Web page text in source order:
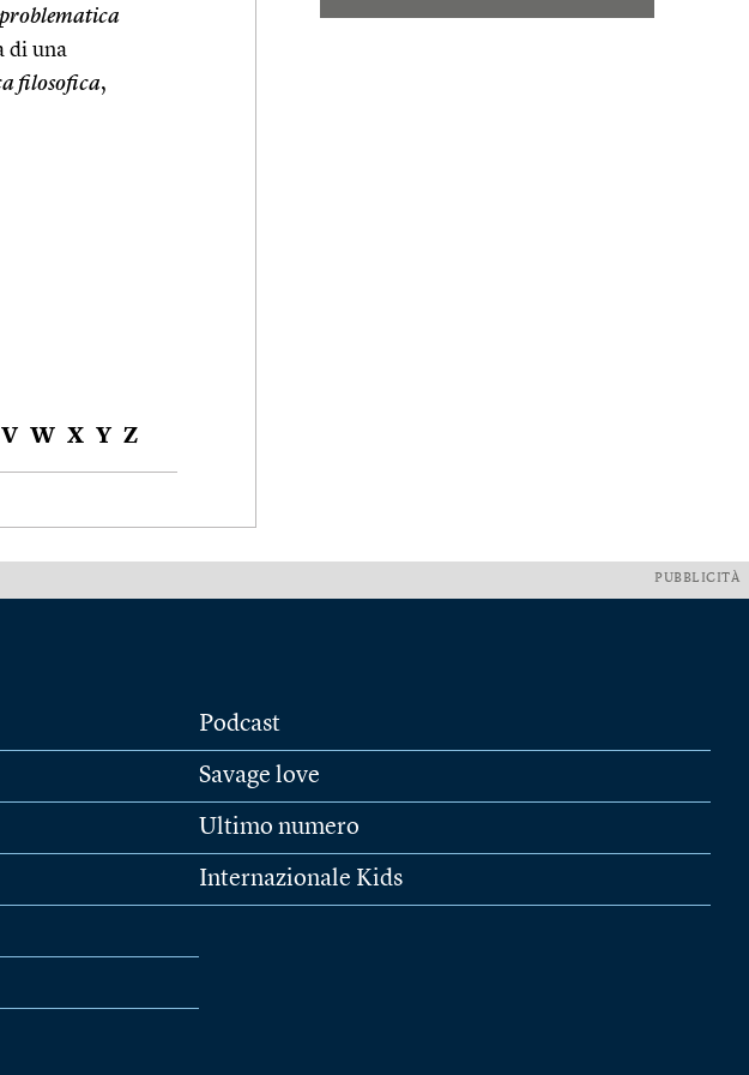
problematica
di una
filosofica,
V W X Y Z
PUBBLICITÀ
Podcast
Savage love
Ultimo numero
Internazionale Kids